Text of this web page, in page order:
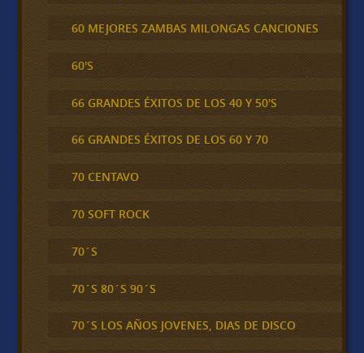
60 MEJORES ZAMBAS MILONGAS CANCIONES
60'S
66 GRANDES ÉXITOS DE LOS 40 Y 50'S
66 GRANDES ÉXITOS DE LOS 60 Y 70
70 CENTAVO
70 SOFT ROCK
70´S
70´S 80´S 90´S
70´S LOS AÑOS JOVENES, DIAS DE DISCO